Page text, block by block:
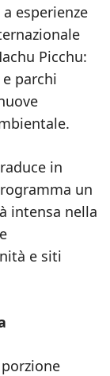
esperienze
Picchu:
parchi
in
un
intensa nella
e siti